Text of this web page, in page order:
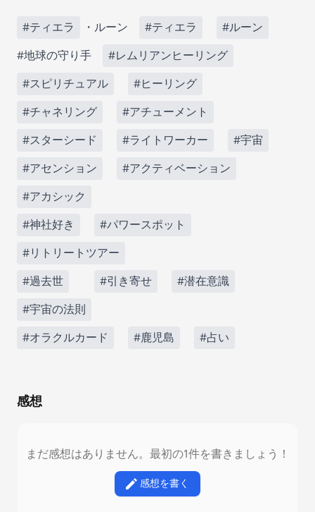
#ティエラ ・ルーン #ティエラ #ルーン
#地球の守り手 #レムリアンヒーリング
#スピリチュアル #ヒーリング
#チャネリング #アチューメント
#スターシード #ライトワーカー #宇宙
#アセンション #アクティベーション
#アカシック
#神社好き #パワースポット
#リトリートツアー
#過去世 #引き寄せ #潜在意識
#宇宙の法則
#オラクルカード #鹿児島 #占い
感想
まだ感想はありません。最初の1件を書きましょう！
感想を書く